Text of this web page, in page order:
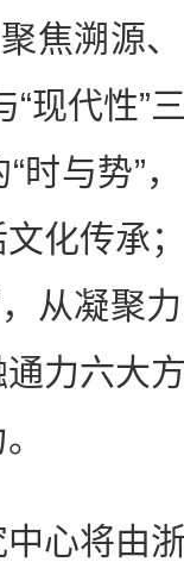
焦溯源
“现代性
时与势”
化传承
从凝聚
力六大
将由浙